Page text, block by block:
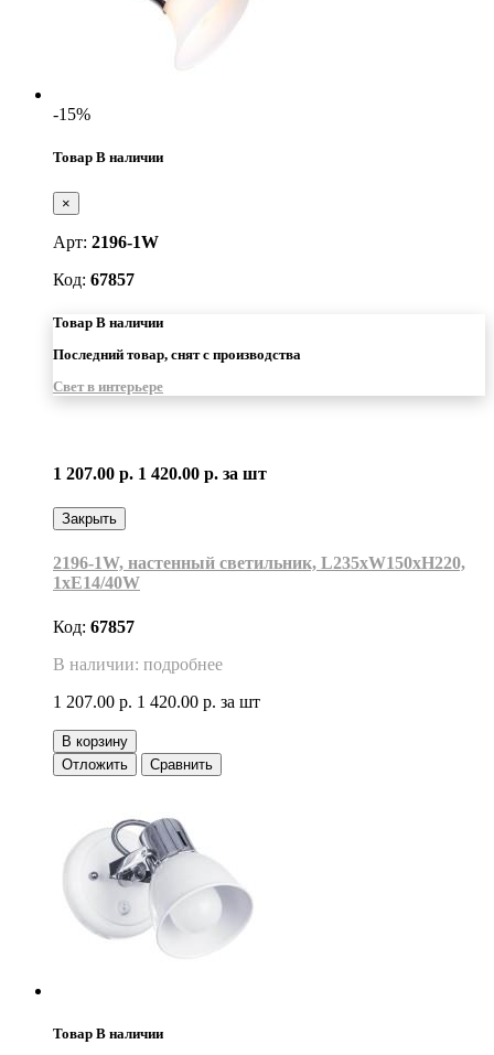
-15%
Товар В наличии
×
Арт: 2196-1W
Код: 67857
Товар В наличии
Последний товар, снят с производства
Свет в интерьере
1 207.00 р. 1 420.00 р. за шт
Закрыть
2196-1W, настенный светильник, L235xW150xH220,
1xE14/40W
Код: 67857
В наличии: подробнее
1 207.00 р. 1 420.00 р. за шт
В корзину
Отложить
Сравнить
Товар В наличии